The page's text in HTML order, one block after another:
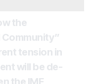
the
tension in
will be de-
the IMF